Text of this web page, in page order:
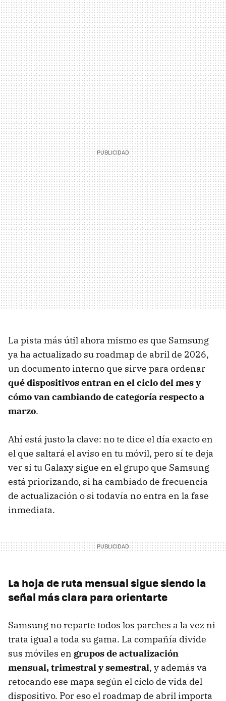
La pista más útil ahora mismo es que Samsung
ya ha actualizado su roadmap de abril de 2026,
un documento interno que sirve para ordenar
qué dispositivos entran en el ciclo del mes y
cómo van cambiando de categoría respecto a
marzo.
Ahí está justo la clave: no te dice el día exacto en
el que saltará el aviso en tu móvil, pero sí te deja
ver si tu Galaxy sigue en el grupo que Samsung
está priorizando, si ha cambiado de frecuencia
de actualización o si todavía no entra en la fase
inmediata.
La hoja de ruta mensual sigue siendo la
señal más clara para orientarte
Samsung no reparte todos los parches a la vez ni
trata igual a toda su gama. La compañía divide
sus móviles en grupos de actualización
mensual, trimestral y semestral, y además va
retocando ese mapa según el ciclo de vida del
dispositivo. Por eso el roadmap de abril importa